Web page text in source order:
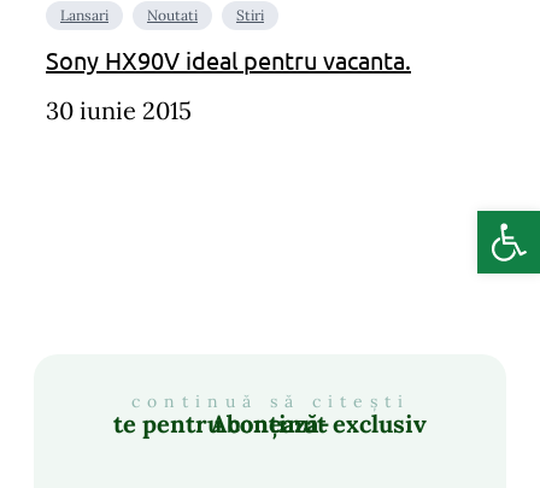
Lansari Noutati Stiri
Sony HX90V ideal pentru vacanta.
30 iunie 2015
continuă să citești
Abonează-te pentru conținut exclusiv